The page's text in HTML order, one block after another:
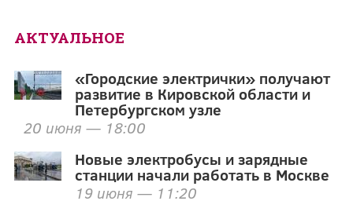
АКТУАЛЬНОЕ
«Городские электрички» получают
развитие в Кировской области и
Петербургском узле
20 июня — 18:00
Новые электробусы и зарядные
станции начали работать в Москве
19 июня — 11:20